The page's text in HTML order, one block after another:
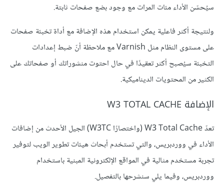
سيُحسّن الأداء مئات المرات مع وجود بضع صفحات ثابتة.
ولنتيجة أكثر فاعلية يمكن استخدام هذه الإضافة مع أداة تخبئة صفحات
على مستوى النظام مثل Varnish مع ملاحظة أنّ ضبط إعدادات
التخبئة سيُصبح أكثر تعقيدًا في حال احتوت منشوراتك أو صفحاتك على
الكثير من المحتويات الديناميكية.
الإضافة W3 TOTAL CACHE
تعدّ W3 Total Cache (واختصارًا W3TC) الجيل الأحدث من إضافات
الأداء في ووردبريس، والتي تستخدم أبحاث هيئات تطوير الويب لتوفير
تجربة مستخدم مثالية في المواقع الإلكترونية المبنية باستخدام
ووردبريس، وفيما يلي سنشرحها بالتفصيل.